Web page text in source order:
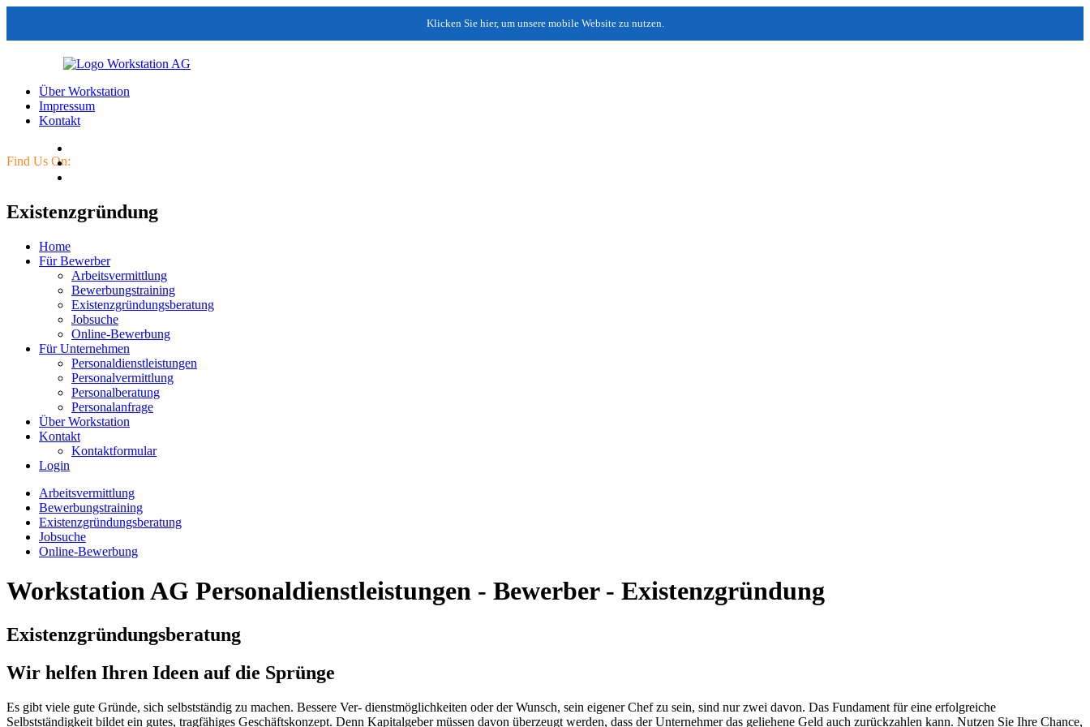
Klicken Sie hier, um unsere mobile Website zu nutzen.
Über Workstation
Impressum
Kontakt
Find Us On:
Existenzgründung
Home
Für Bewerber
Arbeitsvermittlung
Bewerbungstraining
Existenzgründungsberatung
Jobsuche
Online-Bewerbung
Für Unternehmen
Personaldienstleistungen
Personalvermittlung
Personalberatung
Personalanfrage
Über Workstation
Kontakt
Kontaktformular
Login
Arbeitsvermittlung
Bewerbungstraining
Existenzgründungsberatung
Jobsuche
Online-Bewerbung
Workstation AG Personaldienstleistungen - Bewerber - Existenzgründung
Existenzgründungsberatung
Wir helfen Ihren Ideen auf die Sprünge
Es gibt viele gute Gründe, sich selbstständig zu machen. Bessere Ver- dienstmöglichkeiten oder der Wunsch, sein eigener Chef zu sein, sind nur zwei davon. Das Fundament für eine erfolgreiche
Selbstständigkeit bildet ein gutes, tragfähiges Geschäftskonzept. Denn Kapitalgeber müssen davon überzeugt werden, dass der Unternehmer das geliehene Geld auch zurückzahlen kann. Nutzen Sie Ihre Chance,